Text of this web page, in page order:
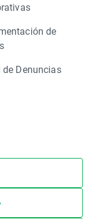
de
de Denuncias